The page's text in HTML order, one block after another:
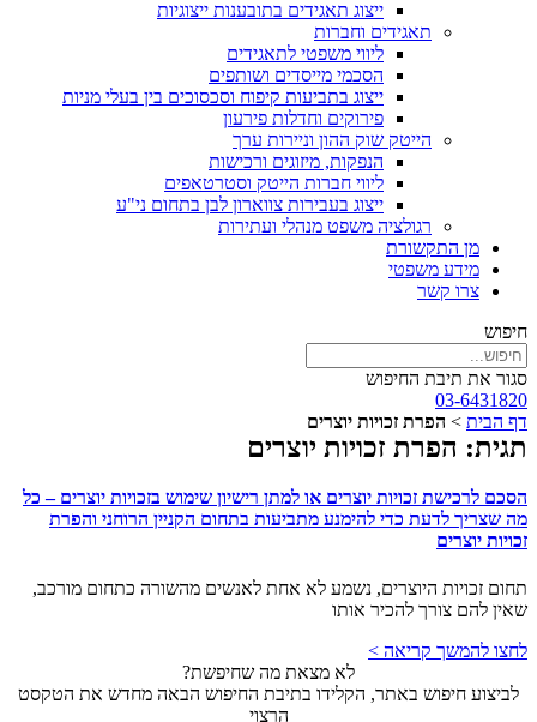
ייצוג תאגידים בתובענות ייצוגיות
תאגידים וחברות
ליווי משפטי לתאגידים
​הסכמי מייסדים ושותפים
​ייצוג בתביעות קיפוח וסכסוכים בין בעלי מניות
פירוקים וחדלות פירעון
הייטק שוק ההון וניירות ערך
הנפקות, מיזוגים ורכישות
ליווי חברות הייטק וסטרטאפים
ייצוג בעבירות צווארון לבן בתחום ני"ע
רגולציה משפט מנהלי ועתירות
מן התקשורת
מידע משפטי
צרו קשר
חיפוש
סגור את תיבת החיפוש
03-6431820
דף הבית > הפרת זכויות יוצרים
תגית: הפרת זכויות יוצרים
הסכם לרכישת זכויות יוצרים או למתן רישיון שימוש בזכויות יוצרים – כל
מה שצריך לדעת כדי להימנע מתביעות בתחום הקניין הרוחני והפרת
זכויות יוצרים
תחום זכויות היוצרים, נשמע לא אחת לאנשים מהשורה כתחום מורכב,
שאין להם צורך להכיר אותו
לחצו להמשך קריאה >
לא מצאת מה שחיפשת?
לביצוע חיפוש באתר, הקלידו בתיבת החיפוש הבאה מחדש את הטקסט
הרצוי